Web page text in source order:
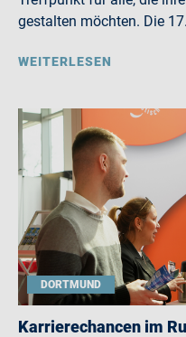
gestalten möchten. Die
WEITERLESEN
DORTMUND
Karrierechancen im